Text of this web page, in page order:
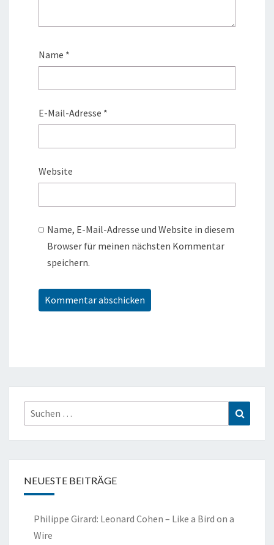
Name *
E-Mail-Adresse *
Website
Name, E-Mail-Adresse und Website in diesem
Browser für meinen nächsten Kommentar
speichern.
Suchen
nach:
NEUESTE BEITRÄGE
Philippe Girard: Leonard Cohen – Like a Bird on a
Wire